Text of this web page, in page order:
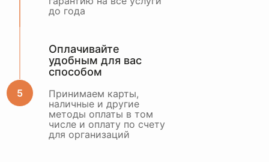
до года
Оплачивайте
удобным для вас
способом
Принимаем карты,
наличные и другие
методы оплаты в том
числе и оплату по счету
для организаций